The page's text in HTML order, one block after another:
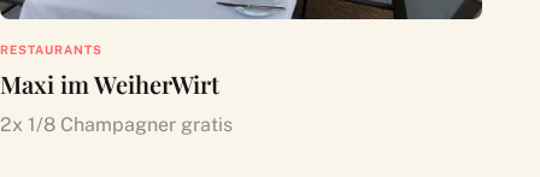
RESTAURANTS
Maxi im WeiherWirt
2x 1/8 Champagner gratis